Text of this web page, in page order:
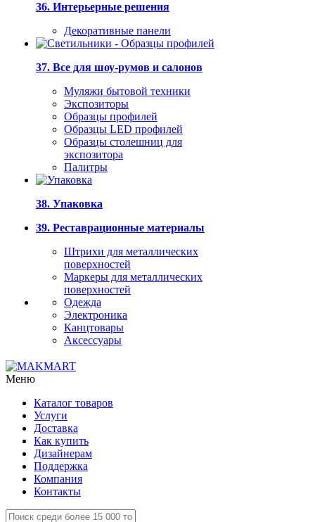
36. Интерьерные решения
Декоративные панели
37. Все для шоу-румов и салонов
Муляжи бытовой техники
Экспозиторы
Образцы профилей
Образцы LED профилей
Образцы столешниц для
экспозитора
Палитры
38. Упаковка
39. Реставрационные материалы
Штрихи для металлических
поверхностей
Маркеры для металлических
поверхностей
Одежда
Электроника
Канцтовары
Аксессуары
Меню
Каталог товаров
Услуги
Доставка
Как купить
Дизайнерам
Поддержка
Компания
Контакты